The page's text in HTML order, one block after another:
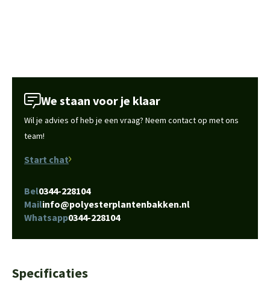
We staan voor je klaar
Wil je advies of heb je een vraag? Neem contact op met ons
team!
Start chat
Bel0344-228104
Mailinfo@polyesterplantenbakken.nl
Whatsapp0344-228104
Specificaties